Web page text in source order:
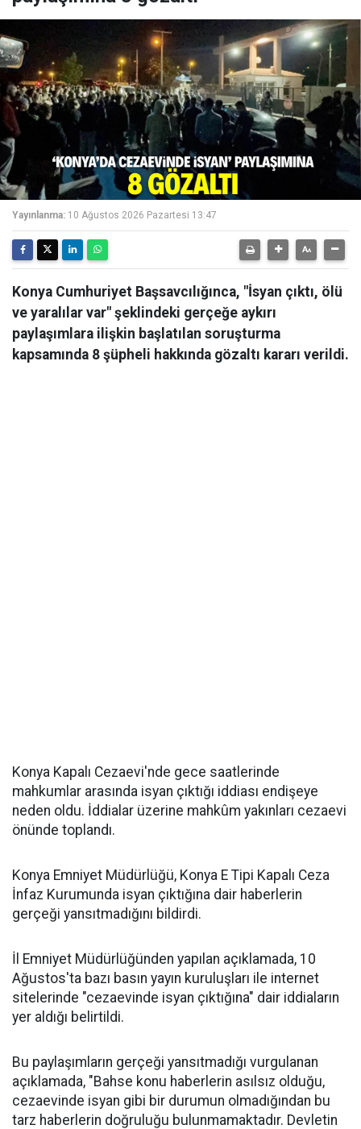
Yayınlanma: 10 Ağustos 2026 Pazartesi 13:47
Konya Cumhuriyet Başsavcılığınca, "İsyan çıktı, ölü
ve yaralılar var" şeklindeki gerçeğe aykırı
paylaşımlara ilişkin başlatılan soruşturma
kapsamında 8 şüpheli hakkında gözaltı kararı verildi.
Konya Kapalı Cezaevi'nde gece saatlerinde
mahkumlar arasında isyan çıktığı iddiası endişeye
neden oldu. İddialar üzerine mahkûm yakınları cezaevi
önünde toplandı.
Konya Emniyet Müdürlüğü, Konya E Tipi Kapalı Ceza
İnfaz Kurumunda isyan çıktığına dair haberlerin
gerçeği yansıtmadığını bildirdi.
İl Emniyet Müdürlüğünden yapılan açıklamada, 10
Ağustos'ta bazı basın yayın kuruluşları ile internet
sitelerinde "cezaevinde isyan çıktığına" dair iddiaların
yer aldığı belirtildi.
Bu paylaşımların gerçeği yansıtmadığı vurgulanan
açıklamada, "Bahse konu haberlerin asılsız olduğu,
cezaevinde isyan gibi bir durumun olmadığından bu
tarz haberlerin doğruluğu bulunmamaktadır. Devletin